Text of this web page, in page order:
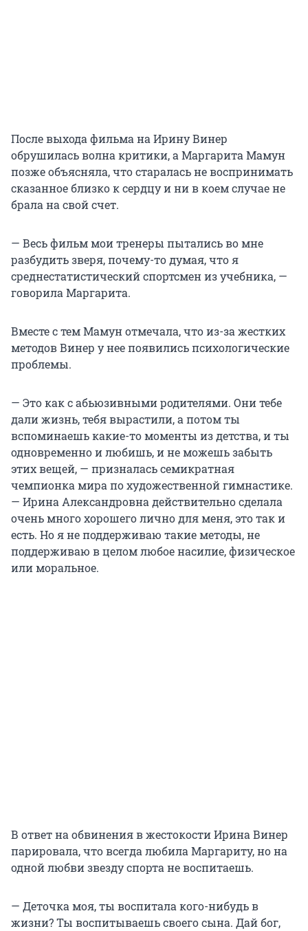
После выхода фильма на Ирину Винер
обрушилась волна критики, а Маргарита Мамун
позже объясняла, что старалась не воспринимать
сказанное близко к сердцу и ни в коем случае не
брала на свой счет.
— Весь фильм мои тренеры пытались во мне
разбудить зверя, почему-то думая, что я
среднестатистический спортсмен из учебника, —
говорила Маргарита.
Вместе с тем Мамун отмечала, что из-за жестких
методов Винер у нее появились психологические
проблемы.
— Это как с абьюзивными родителями. Они тебе
дали жизнь, тебя вырастили, а потом ты
вспоминаешь какие-то моменты из детства, и ты
одновременно и любишь, и не можешь забыть
этих вещей, — призналась семикратная
чемпионка мира по художественной гимнастике.
— Ирина Александровна действительно сделала
очень много хорошего лично для меня, это так и
есть. Но я не поддерживаю такие методы, не
поддерживаю в целом любое насилие, физическое
или моральное.
В ответ на обвинения в жестокости Ирина Винер
парировала, что всегда любила Маргариту, но на
одной любви звезду спорта не воспитаешь.
— Деточка моя, ты воспитала кого-нибудь в
жизни? Ты воспитываешь своего сына. Дай бог,